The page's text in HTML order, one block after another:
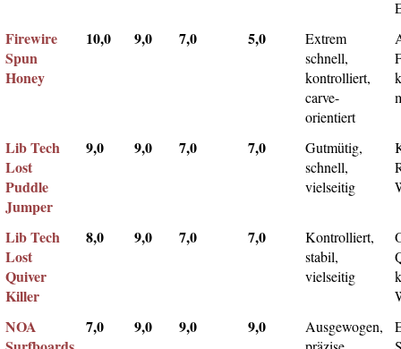
Firewire
Spun
Honey
10,0 9,0 7,0 5,0
Extrem
schnell,
kontrolliert,
carve-
orientiert
Lib Tech
Lost
Puddle
Jumper
9,0 9,0 7,0 7,0
Gutmütig,
schnell,
vielseitig
Lib Tech
Lost
Quiver
Killer
8,0 9,0 7,0 7,0
Kontrolliert,
stabil,
vielseitig
NOA
7,0 9,0 9,0 9,0
Ausgewogen,